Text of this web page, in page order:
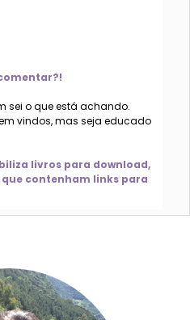
sei o que está achando.
vindos, mas seja educado
livros para download,
contenham links para